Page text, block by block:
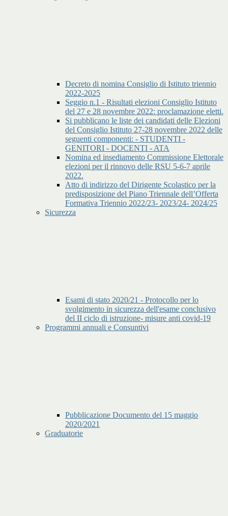
Decreto di nomina Consiglio di Istituto triennio
2022-2025
Seggio n.1 - Risultati elezioni Consiglio Istituto
del 27 e 28 novembre 2022: proclamazione eletti.
Si pubblicano le liste dei candidati delle Elezioni
del Consiglio Istituto 27-28 novembre 2022 delle
seguenti componenti: - STUDENTI -
GENITORI - DOCENTI - ATA
Nomina ed insediamento Commissione Elettorale
elezioni per il rinnovo delle RSU 5-6-7 aprile
2022.
Atto di indirizzo del Dirigente Scolastico per la
predisposizione del Piano Triennale dell’Offerta
Formativa Triennio 2022/23- 2023/24- 2024/25
Sicurezza
Esami di stato 2020/21 - Protocollo per lo
svolgimento in sicurezza dell'esame conclusivo
del II ciclo di istruzione- misure anti covid-19
Programmi annuali e Consuntivi
Pubblicazione Documento del 15 maggio
2020/2021
Graduatorie